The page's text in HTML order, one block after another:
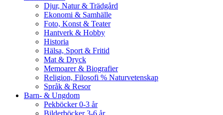
Djur, Natur & Trädgård
Ekonomi & Samhälle
Foto, Konst & Teater
Hantverk & Hobby
Historia
Hälsa, Sport & Fritid
Mat & Dryck
Memoarer & Biografier
Religion, Filosofi % Naturvetenskap
Språk & Resor
Barn- & Ungdom
Pekböcker 0-3 år
Bilderböcker 3-6 år